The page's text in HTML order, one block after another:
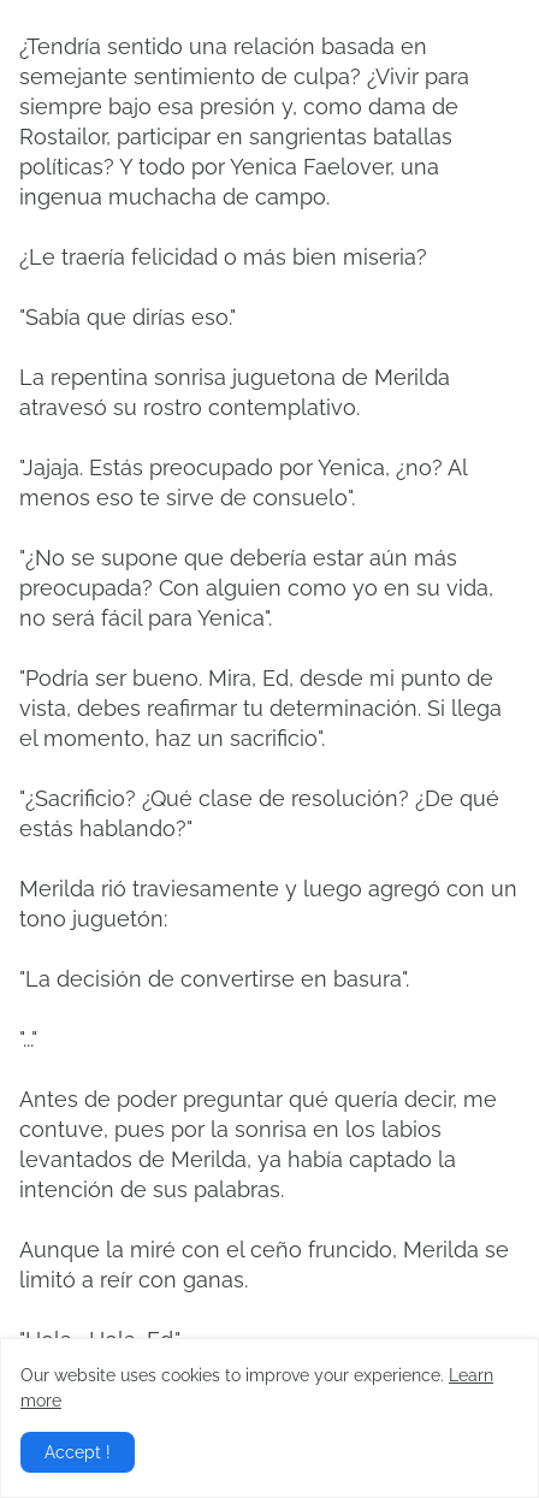
¿Tendría sentido una relación basada en
semejante sentimiento de culpa? ¿Vivir para
siempre bajo esa presión y, como dama de
Rostailor, participar en sangrientas batallas
políticas? Y todo por Yenica Faelover, una
ingenua muchacha de campo.
¿Le traería felicidad o más bien miseria?
"Sabía que dirías eso."
La repentina sonrisa juguetona de Merilda
atravesó su rostro contemplativo.
"Jajaja. Estás preocupado por Yenica, ¿no? Al
menos eso te sirve de consuelo".
"¿No se supone que debería estar aún más
preocupada? Con alguien como yo en su vida,
no será fácil para Yenica".
"Podría ser bueno. Mira, Ed, desde mi punto de
vista, debes reafirmar tu determinación. Si llega
el momento, haz un sacrificio".
"¿Sacrificio? ¿Qué clase de resolución? ¿De qué
estás hablando?"
Merilda rió traviesamente y luego agregó con un
tono juguetón:
"La decisión de convertirse en basura".
"..."
Antes de poder preguntar qué quería decir, me
contuve, pues por la sonrisa en los labios
levantados de Merilda, ya había captado la
intención de sus palabras.
Aunque la miré con el ceño fruncido, Merilda se
limitó a reír con ganas.
"Hola... Hola, Ed."
Yenica apareció con sus pertenencias después
de una hora, luego de haber sido rechazada en
su casa.
Our website uses cookies to improve your experience.
Learn
more
Accept !